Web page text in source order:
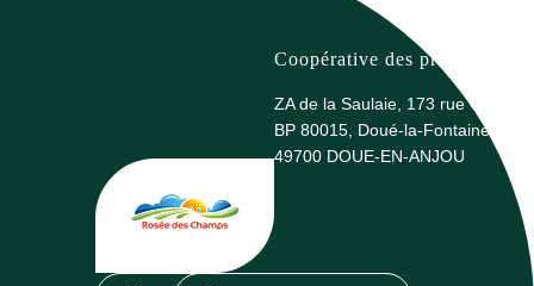
Coopérative des producteurs
ZA de la Saulaie, 173 rue G. Eiffel
BP 80015, Doué-la-Fontaine
49700 DOUE-EN-ANJOU